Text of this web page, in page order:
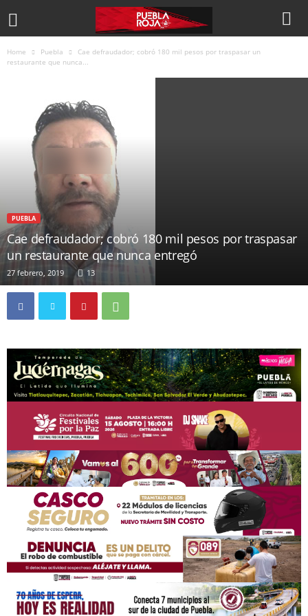
Home Puebla
Cae defraudador; cobró 180 mil pesos por traspasar un
restaurante que nunca...
PUEBLA
Cae defraudador; cobró 180 mil pesos por traspasar
un restaurante que nunca entregó
27 febrero, 2019 13